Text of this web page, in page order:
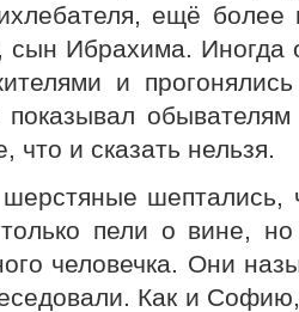
ещё более
Ибрахима. Иногда
и
что и сказать нельзя.
шептались,
пели о вине,
человечка. Они
Как и